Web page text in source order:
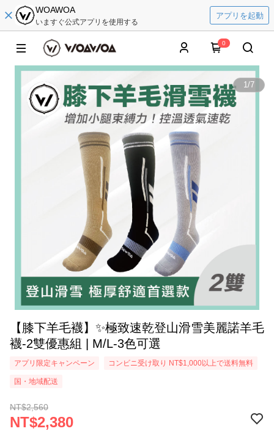
WOAWOA
いますぐ公式アプリを使用する
アプリを起動
0
1/7
【膝下羊毛襪】✨極致速乾登山滑雪美麗諾羊毛
襪-2雙優惠組 | M/L-3色可選
アプリ限定キャンペーン コンビニ受け取り NT$1,000以上で送料無料
国・地域配送
NT$2,560
NT$2,380